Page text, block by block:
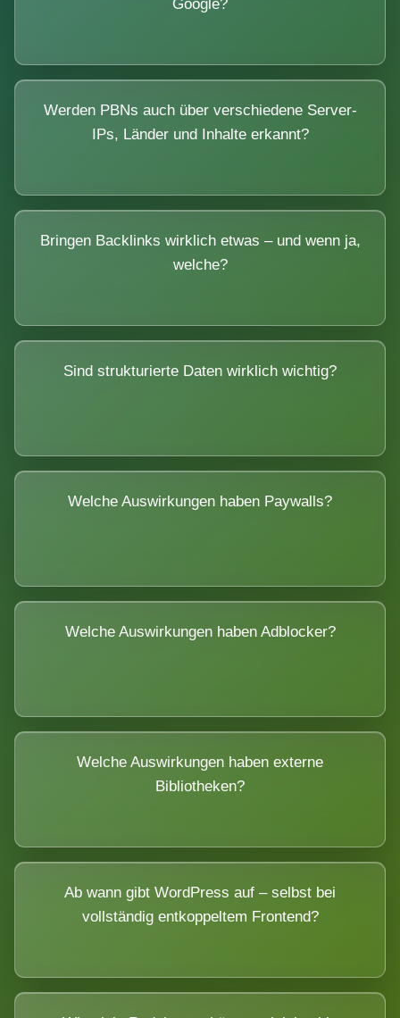
Google?
Werden PBNs auch über verschiedene Server-
IPs, Länder und Inhalte erkannt?
Bringen Backlinks wirklich etwas – und wenn ja,
welche?
Sind strukturierte Daten wirklich wichtig?
Welche Auswirkungen haben Paywalls?
Welche Auswirkungen haben Adblocker?
Welche Auswirkungen haben externe
Bibliotheken?
Ab wann gibt WordPress auf – selbst bei
vollständig entkoppeltem Frontend?